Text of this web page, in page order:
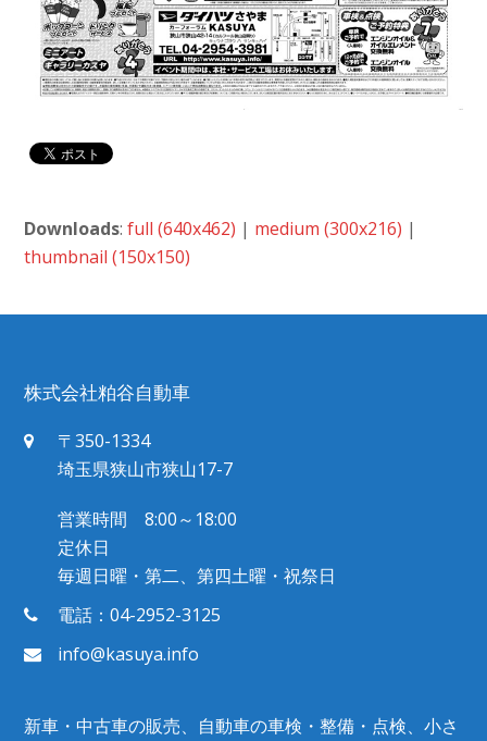
Downloads:full (640x462) | medium (300x216) |
thumbnail (150x150)
株式会社粕谷自動車
〒350-1334
埼玉県狭山市狭山17-7
営業時間 8:00～18:00
定休日
毎週日曜・第二、第四土曜・祝祭日
電話：04-2952-3125
info@kasuya.info
新車・中古車の販売、自動車の車検・整備・点検、小さ